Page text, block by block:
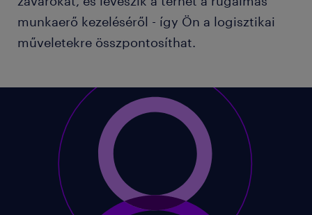
munkaerő kezeléséről - így Ön a logisztikai
műveletekre összpontosíthat.